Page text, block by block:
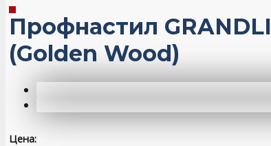
Профнастил
(Golden Wood)
Цена: